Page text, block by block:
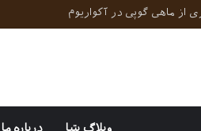
رفتارشناسی و روانشناسی حیوانات خانگی